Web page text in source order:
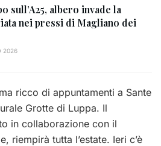
sull’A25, albero invade la
nei pressi di Magliano dei
2026
ricco di appuntamenti a Sante
Grotte di Luppa. Il
in collaborazione con il
riempirà tutta l’estate. Ieri c’è